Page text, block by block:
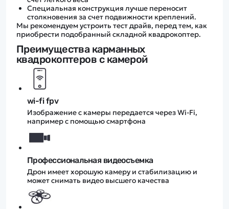
Специальная конструкция лучше переносит
столкновения за счет подвижности креплений.
Мы рекомендуем устроить тест драйв, перед тем, как
приобрести подобранный складной квадрокоптер.
Преимущества карманных
квадрокоптеров с камерой
wi-fi fpv
Изображение с камеры передается через Wi-Fi,
например с помощью смартфона
Профессиональная видеосъемка
Дрон имеет хорошую камеру и стабилизацию и
может снимать видео высшего качества